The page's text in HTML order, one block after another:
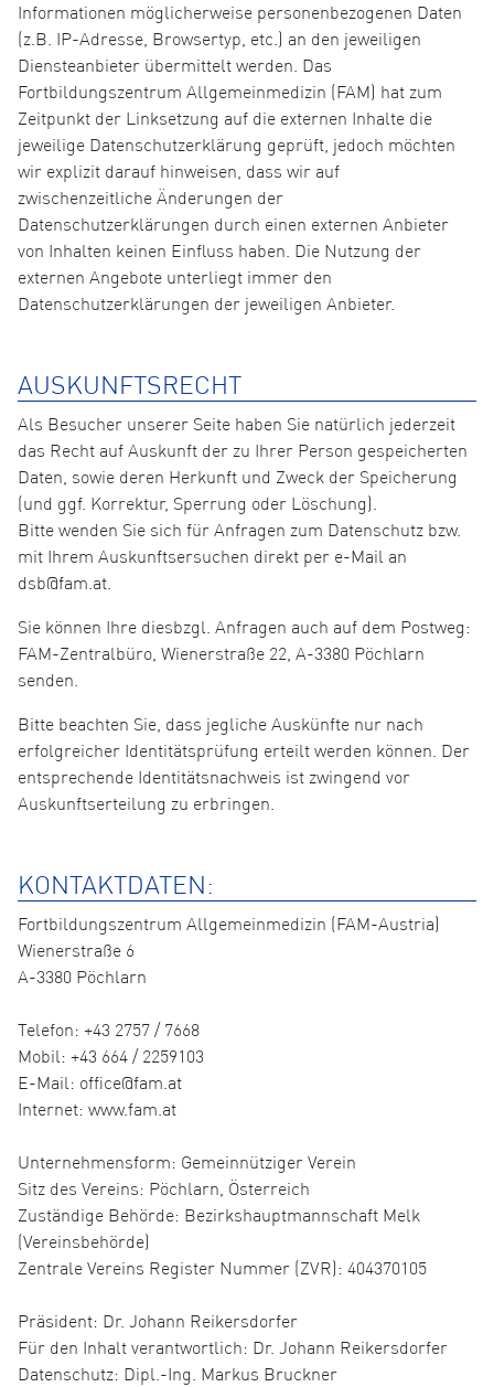
Informationen möglicherweise personenbezogenen Daten
(z.B. IP-Adresse, Browsertyp, etc.) an den jeweiligen
Diensteanbieter übermittelt werden. Das
Fortbildungszentrum Allgemeinmedizin (FAM) hat zum
Zeitpunkt der Linksetzung auf die externen Inhalte die
jeweilige Datenschutzerklärung geprüft, jedoch möchten
wir explizit darauf hinweisen, dass wir auf
zwischenzeitliche Änderungen der
Datenschutzerklärungen durch einen externen Anbieter
von Inhalten keinen Einfluss haben. Die Nutzung der
externen Angebote unterliegt immer den
Datenschutzerklärungen der jeweiligen Anbieter.
AUSKUNFTSRECHT
Als Besucher unserer Seite haben Sie natürlich jederzeit
das Recht auf Auskunft der zu Ihrer Person gespeicherten
Daten, sowie deren Herkunft und Zweck der Speicherung
(und ggf. Korrektur, Sperrung oder Löschung).
Bitte wenden Sie sich für Anfragen zum Datenschutz bzw.
mit Ihrem Auskunftsersuchen direkt per e-Mail an
dsb@fam.at.
Sie können Ihre diesbzgl. Anfragen auch auf dem Postweg:
FAM-Zentralbüro, Wienerstraße 22, A-3380 Pöchlarn
senden.
Bitte beachten Sie, dass jegliche Auskünfte nur nach
erfolgreicher Identitätsprüfung erteilt werden können. Der
entsprechende Identitätsnachweis ist zwingend vor
Auskunftserteilung zu erbringen.
KONTAKTDATEN:
Fortbildungszentrum Allgemeinmedizin (FAM-Austria)
Wienerstraße 6
A-3380 Pöchlarn
Telefon: +43 2757 / 7668
Mobil: +43 664 / 2259103
E-Mail: office@fam.at
Internet: www.fam.at
Unternehmensform: Gemeinnütziger Verein
Sitz des Vereins: Pöchlarn, Österreich
Zuständige Behörde: Bezirkshauptmannschaft Melk
(Vereinsbehörde)
Zentrale Vereins Register Nummer (ZVR): 404370105
Präsident: Dr. Johann Reikersdorfer
Für den Inhalt verantwortlich: Dr. Johann Reikersdorfer
Datenschutz: Dipl.-Ing. Markus Bruckner